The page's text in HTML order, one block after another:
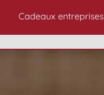
Cadeaux entreprises